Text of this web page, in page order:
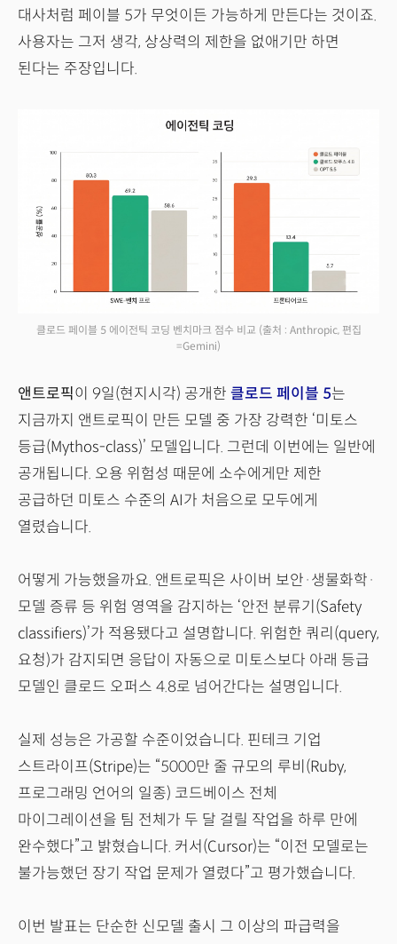
대사처럼 페이블 5가 무엇이든 가능하게 만든다는 것이죠.
사용자는 그저 생각, 상상력의 제한을 없애기만 하면
된다는 주장입니다.
클로드 페이블 5 에이전틱 코딩 벤치마크 점수 비교 (출처 : Anthropic, 편집
=Gemini)
앤트로픽이 9일(현지시각) 공개한 클로드 페이블 5는
지금까지 앤트로픽이 만든 모델 중 가장 강력한 ‘미토스
등급(Mythos-class)’ 모델입니다. 그런데 이번에는 일반에
공개됩니다. 오용 위험성 때문에 소수에게만 제한
공급하던 미토스 수준의 AI가 처음으로 모두에게
열렸습니다.
어떻게 가능했을까요. 앤트로픽은 사이버 보안·생물화학·
모델 증류 등 위험 영역을 감지하는 ‘안전 분류기(Safety
classifiers)’가 적용됐다고 설명합니다. 위험한 쿼리(query,
요청)가 감지되면 응답이 자동으로 미토스보다 아래 등급
모델인 클로드 오퍼스 4.8로 넘어간다는 설명입니다.
실제 성능은 가공할 수준이었습니다. 핀테크 기업
스트라이프(Stripe)는 “5000만 줄 규모의 루비(Ruby,
프로그래밍 언어의 일종) 코드베이스 전체
마이그레이션을 팀 전체가 두 달 걸릴 작업을 하루 만에
완수했다”고 밝혔습니다. 커서(Cursor)는 “이전 모델로는
불가능했던 장기 작업 문제가 열렸다”고 평가했습니다.
이번 발표는 단순한 신모델 출시 그 이상의 파급력을